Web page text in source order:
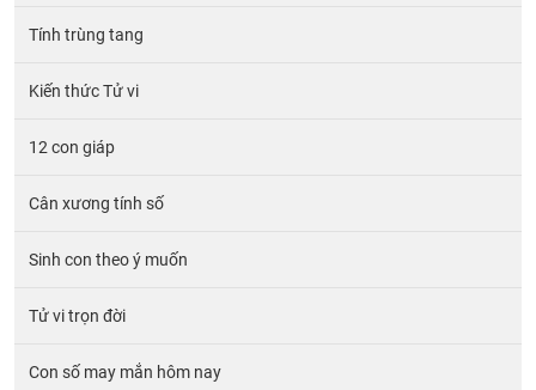
Tính trùng tang
Kiến thức Tử vi
12 con giáp
Cân xương tính số
Sinh con theo ý muốn
Tử vi trọn đời
Con số may mắn hôm nay